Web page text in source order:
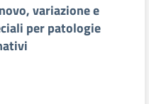
variazione e
per patologie